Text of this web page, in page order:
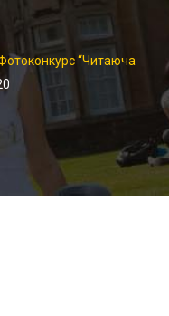
“Читаюча